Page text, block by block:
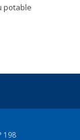
potable
198